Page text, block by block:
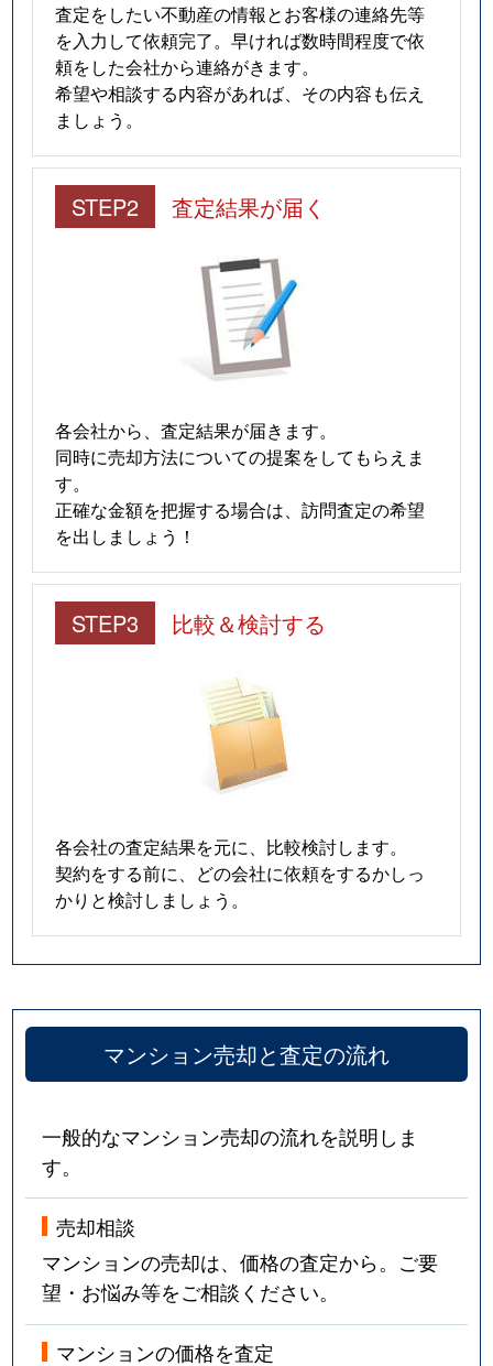
査定をしたい不動産の情報とお客様の連絡先等
を入力して依頼完了。早ければ数時間程度で依
頼をした会社から連絡がきます。
希望や相談する内容があれば、その内容も伝え
ましょう。
STEP2 査定結果が届く
各会社から、査定結果が届きます。
同時に売却方法についての提案をしてもらえま
す。
正確な金額を把握する場合は、訪問査定の希望
を出しましょう！
STEP3 比較＆検討する
各会社の査定結果を元に、比較検討します。
契約をする前に、どの会社に依頼をするかしっ
かりと検討しましょう。
マンション売却と査定の流れ
一般的なマンション売却の流れを説明しま
す。
売却相談
マンションの売却は、価格の査定から。ご要
望・お悩み等をご相談ください。
マンションの価格を査定